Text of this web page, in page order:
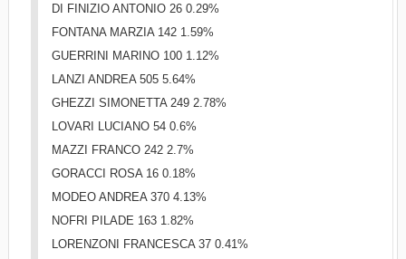
DI FINIZIO ANTONIO 26 0.29%
FONTANA MARZIA 142 1.59%
GUERRINI MARINO 100 1.12%
LANZI ANDREA 505 5.64%
GHEZZI SIMONETTA 249 2.78%
LOVARI LUCIANO 54 0.6%
MAZZI FRANCO 242 2.7%
GORACCI ROSA 16 0.18%
MODEO ANDREA 370 4.13%
NOFRI PILADE 163 1.82%
LORENZONI FRANCESCA 37 0.41%